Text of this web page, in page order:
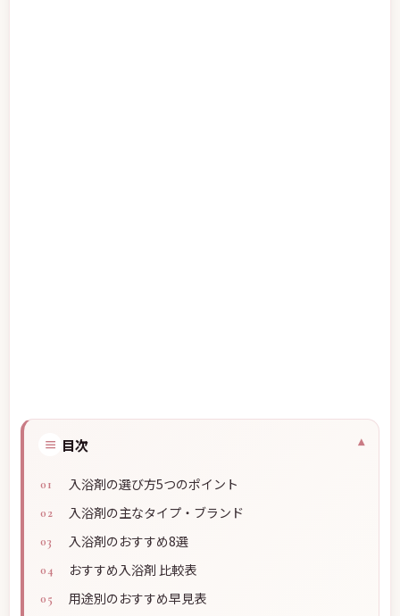
≡ 目次
入浴剤の選び方5つのポイント
入浴剤の主なタイプ・ブランド
入浴剤のおすすめ8選
おすすめ入浴剤 比較表
用途別のおすすめ早見表